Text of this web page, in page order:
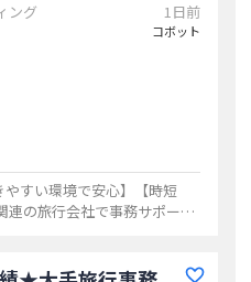
ング 1日前
コボット
やすい環境で安心】【時短
連の旅行会社で事務サポート